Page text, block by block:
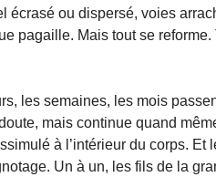
écrasé ou dispersé, voies
pagaille. Mais tout se reforme.
les semaines, les mois
mais continue quand
à l’intérieur du corps. Et
Un à un, les fils de la